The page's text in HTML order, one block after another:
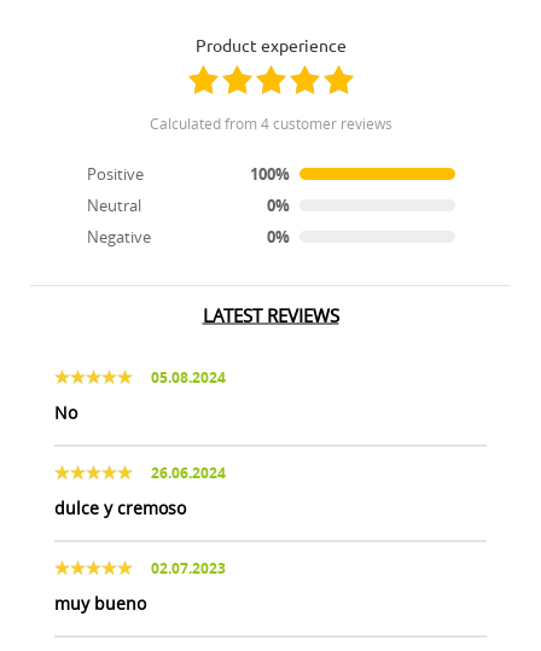
product experience
calculated from 4 customer reviews
Positive
100%
Neutral
0%
Negative
0%
LATEST REVIEWS
05.08.2024
No
26.06.2024
dulce y cremoso
02.07.2023
muy bueno